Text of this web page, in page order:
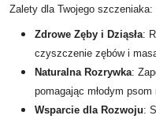
Zalety dla Twojego szczeniaka:
Zdrowe Zęby i Dziąsła:
czyszczenie zębów i
Naturalna Rozrywka:
pomagając młodym
Wsparcie dla Rozwoju: